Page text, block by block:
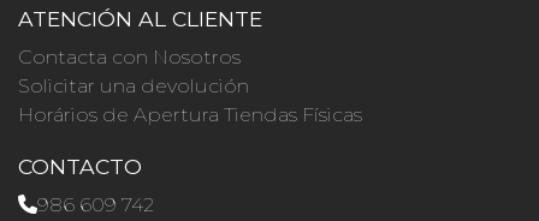
ATENCIÓN AL CLIENTE
Contacta con Nosotros
Solicitar una devolución
Horários de Apertura Tiendas Físicas
CONTACTO
986 609 742